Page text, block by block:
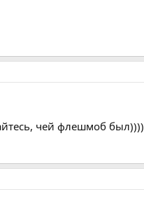
чей флешмоб был))))